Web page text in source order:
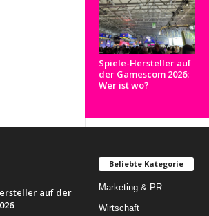
Spiele-Hersteller auf
der Gamescom 2026:
Wer ist wo?
auf der
Beliebte Kategorie
Marketing & PR
Wirtschaft